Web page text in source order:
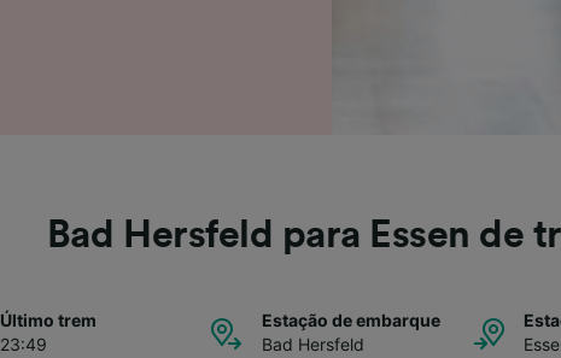
Bad Hersfeld para Essen de
Último trem
23:49
Estação de embarque
Bad Hersfeld